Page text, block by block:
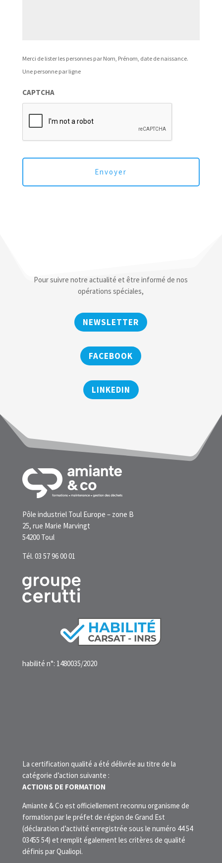
Merci de lister les personnes par Nom, Prénom, date de naissance.
Une personne par ligne
CAPTCHA
Pour suivre notre actualité et être informé de nos
opérations spéciales,
NEWSLETTER
FACEBOOK
LINKEDIN
Pôle industriel Toul Europe – zone B
25, rue Marie Marvingt
54200 Toul
Tél. 03 57 96 00 01
habilité n°: 1480035/2020
La certification qualité a été délivrée au titre de la
catégorie d’action suivante :
ACTIONS DE FORMATION
Amiante & Co est officiellement reconnu organisme de
formation par le préfet de région de Grand Est
(déclaration d’activité enregistrée sous le numéro 44 54
03455 54) et remplit également les critères de qualité
définis par Qualiopi.